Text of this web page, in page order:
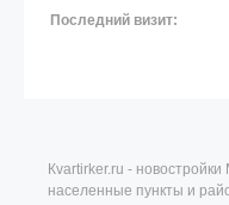
Последний визит:
Кvartirker.ru -
населенные пункты и